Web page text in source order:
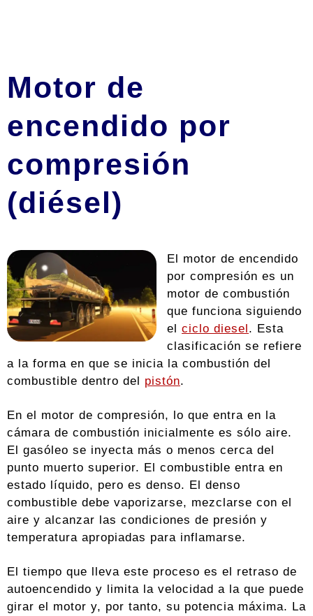
Motor de
encendido por
compresión
(diésel)
El motor de encendido
por compresión es un
motor de combustión
que funciona siguiendo
el ciclo diesel. Esta
clasificación se refiere
a la forma en que se inicia la combustión del
combustible dentro del pistón.
En el motor de compresión, lo que entra en la
cámara de combustión inicialmente es sólo aire.
El gasóleo se inyecta más o menos cerca del
punto muerto superior. El combustible entra en
estado líquido, pero es denso. El denso
combustible debe vaporizarse, mezclarse con el
aire y alcanzar las condiciones de presión y
temperatura apropiadas para inflamarse.
El tiempo que lleva este proceso es el retraso de
autoencendido y limita la velocidad a la que puede
girar el motor y, por tanto, su potencia máxima. La